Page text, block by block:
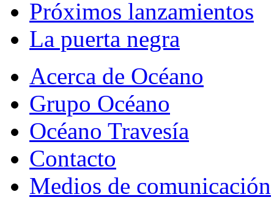
Próximos lanzamientos
La puerta negra
Acerca de Océano
Grupo Océano
Océano Travesía
Contacto
Medios de comunicación